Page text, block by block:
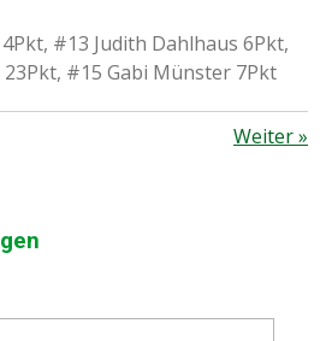
#13 Judith Dahlhaus 6Pkt,
#15 Gabi Münster 7Pkt
Weiter»